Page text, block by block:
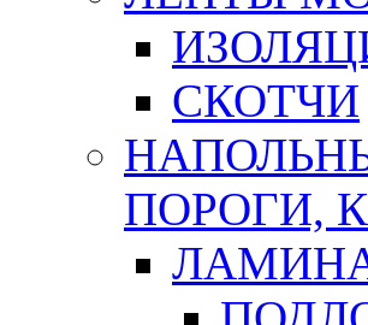
СКОТЧИ
ПОРОГИ,